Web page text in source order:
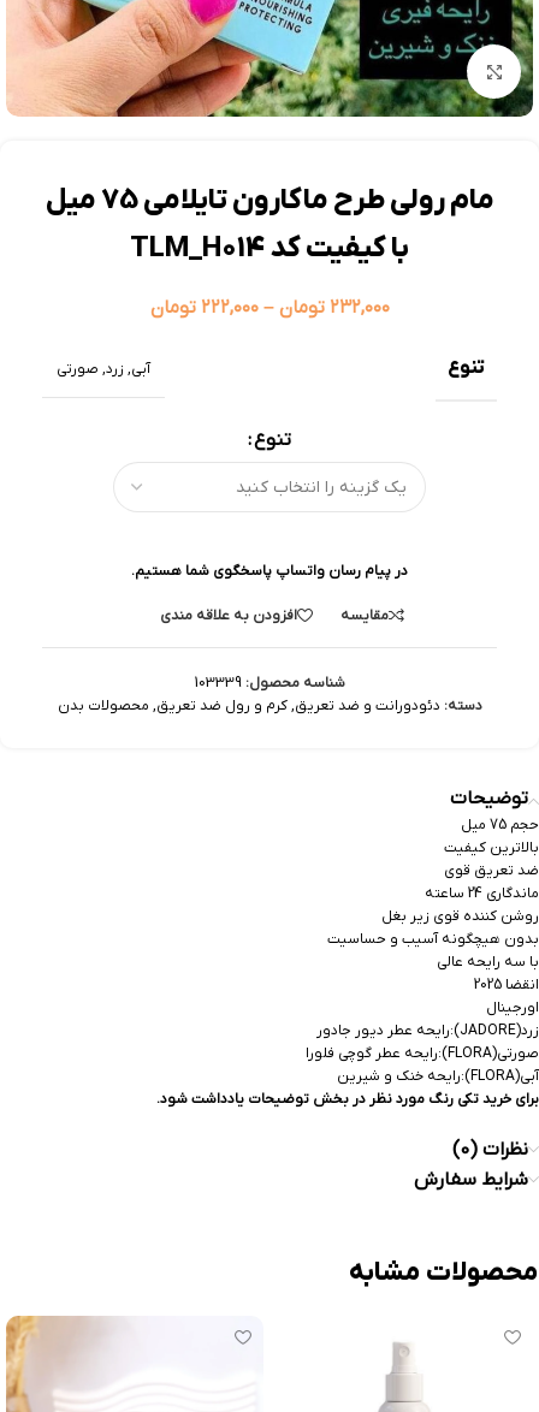
بزرگنمایی تصویر
مام رولی طرح ماکارون تایلامی 75 میل
با کیفیت کد TLM_H014
۲۳۲,۰۰۰ تومان – ۲۲۲,۰۰۰ تومان
تنوع آبی, زرد, صورتی
تنوع
در پیام رسان واتساپ پاسخگوی شما هستیم.
مقایسه افزودن به علاقه مندی
شناسه محصول:103339
دسته: دئودورانت و ضد تعریق, کرم و رول ضد تعریق, محصولات بدن
توضیحات
حجم 75 میل
بالاترین کیفیت
ضد تعریق قوی
ماندگاری 24 ساعته
روشن کننده قوی زیر بغل
بدون هیچگونه آسیب و حساسیت
با سه رایحه عالی
انقضا 2025
اورجینال
زرد(JADORE):رایحه عطر دیور جادور
صورتی(FLORA):رایحه عطر گوچی فلورا
آبی(FLORA):رایحه خنک و شیرین
برای خرید تکی رنگ مورد نظر در بخش توضیحات یادداشت شود.
نظرات (0)
شرایط سفارش
محصولات مشابه